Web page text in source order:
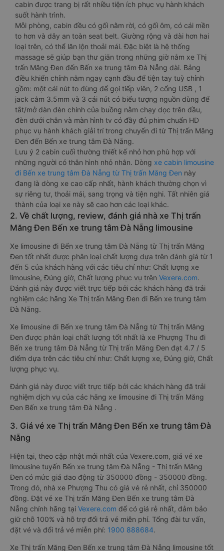
cabin được trang bị rất nhiều tiện ích phục vụ hành khách
suốt hành trình.
Mỗi phòng, cabin đều có gối nằm rời, có gối ôm, có cái mền
to hơn và dây an toàn seat belt. Giường rộng và dài hơn hai
loại trên, có thể lăn lộn thoải mái. Đặc biệt là hệ thống
massage sẽ giúp bạn thư giãn trong những giờ nằm xe Thị
trấn Măng Đen đến Bến xe trung tâm Đà Nẵng dài. Bảng
điều khiển chính nằm ngay cạnh đầu để tiện tay tuỳ chỉnh
gồm: một cái nút to đùng để gọi tiếp viên, 2 cổng USB , 1
jack cắm 3.5mm và 3 cái nút có biểu tượng nguồn dùng để
tắt/mở dàn đèn chính của buồng nằm chạy dọc trên đầu,
đèn dưới chân và màn hình tv có đầy đủ phim chuẩn HD
phục vụ hành khách giải trí trong chuyến đi từ Thị trấn Măng
Đen đến Bến xe trung tâm Đà Nẵng.
Lưu ý 2 cabin cuối thường thiết kế nhỏ hơn phù hợp với
những người có thân hình nhỏ nhắn. Dòng xe cabin limousine
đi Bến xe trung tâm Đà Nẵng từ Thị trấn Măng Đen này
đang là dòng xe cao cấp nhất, hành khách thường chọn vì
sự riêng tư, thoải mái, sang trọng và tiện nghi. Tất nhiên giá
thành của loại xe này sẽ cao hơn các loại khác.
2. Về chất lượng, review, đánh giá nhà xe Thị trấn
Măng Đen Bến xe trung tâm Đà Nẵng limousine
Xe limousine đi Bến xe trung tâm Đà Nẵng từ Thị trấn Măng
Đen tốt nhất được phân loại chất lượng dựa trên đánh giá từ 1
đến 5 của khách hàng với các tiêu chí như: Chất lượng xe
limousine, Đúng giờ, Chất lượng phục vụ trên Vexere.com.
Đánh giá này được viết trực tiếp bởi các khách hàng đã trải
nghiệm các hãng Xe Thị trấn Măng Đen đi Bến xe trung tâm
Đà Nẵng.
Xe limousine đi Bến xe trung tâm Đà Nẵng từ Thị trấn Măng
Đen được phân loại chất lượng tốt nhất là xe Phượng Thu đi
Bến xe trung tâm Đà Nẵng từ Thị trấn Măng Đen đạt 4.7 / 5
điểm dựa trên các tiêu chí như: Chất lượng xe, Đúng giờ, Chất
lượng phục vụ.
Đánh giá này được viết trực tiếp bởi các khách hàng đã trải
nghiệm dịch vụ của các hãng xe limousine đi Thị trấn Măng
Đen Bến xe trung tâm Đà Nẵng .
3. Giá vé xe Thị trấn Măng Đen Bến xe trung tâm Đà
Nẵng
Hiện tại, theo cập nhật mới nhất của Vexere.com, giá vé xe
limousine tuyến Bến xe trung tâm Đà Nẵng - Thị trấn Măng
Đen có mức giá dao động từ 350000 đồng - 350000 đồng.
Trong đó, nhà xe Phượng Thu có giá vé rẻ nhất, chỉ 350000
đồng. Đặt vé xe Thị trấn Măng Đen Bến xe trung tâm Đà
Nẵng chính hãng tại Vexere.com để có giá rẻ nhất, đảm bảo
giữ chỗ 100% và hỗ trợ đổi trả vé miễn phí. Tổng đài tư vấn,
đặt vé và đổi trả vé miễn phí: 1900 888684.
Xe Thị trấn Măng Đen Bến xe trung tâm Đà Nẵng limousine tốt